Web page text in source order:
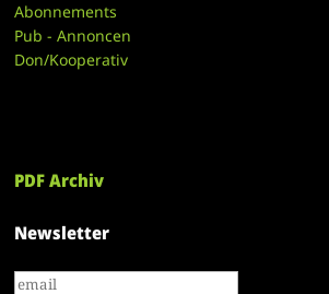
Abonnements
Pub - Annoncen
Don/Kooperativ
PDF Archiv
Newsletter